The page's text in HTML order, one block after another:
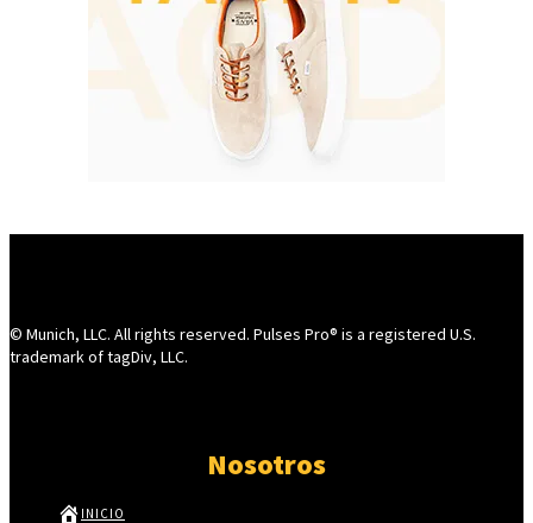
© Munich, LLC. All rights reserved. Pulses Pro® is a registered U.S.
trademark of tagDiv, LLC.
Nosotros
INICIO